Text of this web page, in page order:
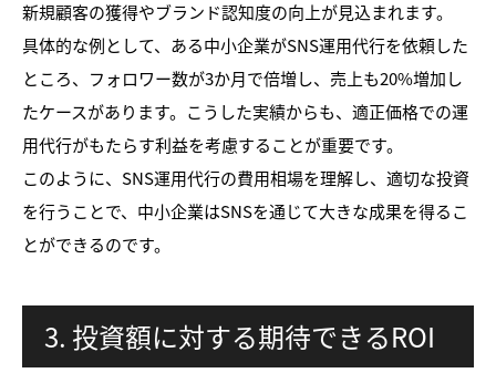
新規顧客の獲得やブランド認知度の向上が見込まれます。
具体的な例として、ある中小企業がSNS運用代行を依頼した
ところ、フォロワー数が3か月で倍増し、売上も20%増加し
たケースがあります。こうした実績からも、適正価格での運
用代行がもたらす利益を考慮することが重要です。
このように、SNS運用代行の費用相場を理解し、適切な投資
を行うことで、中小企業はSNSを通じて大きな成果を得るこ
とができるのです。
3. 投資額に対する期待できるROI